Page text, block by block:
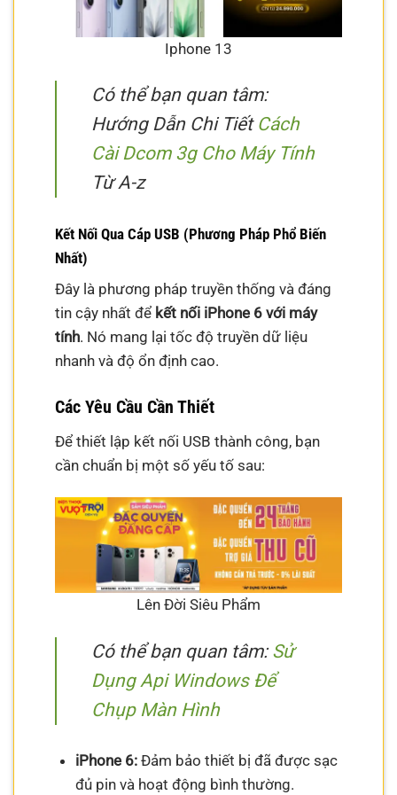
Iphone 13
Có thể bạn quan tâm:
Hướng Dẫn Chi Tiết Cách
Cài Dcom 3g Cho Máy Tính
Từ A-z
Kết Nối Qua Cáp USB (Phương Pháp Phổ Biến
Nhất)
Đây là phương pháp truyền thống và đáng
tin cậy nhất để kết nối iPhone 6 với máy
tính. Nó mang lại tốc độ truyền dữ liệu
nhanh và độ ổn định cao.
Các Yêu Cầu Cần Thiết
Để thiết lập kết nối USB thành công, bạn
cần chuẩn bị một số yếu tố sau:
Lên Đời Siêu Phẩm
Có thể bạn quan tâm:Sử
Dụng Api Windows Để
Chụp Màn Hình
iPhone 6:Đảm bảo thiết bị đã được sạc
đủ pin và hoạt động bình thường.